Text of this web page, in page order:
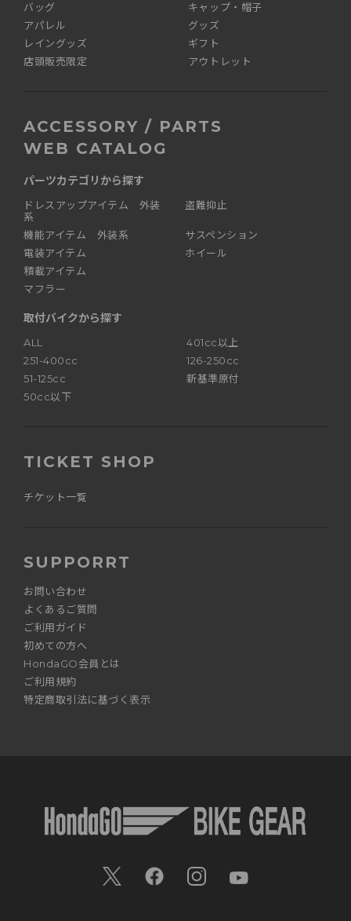
バッグ
キャップ・帽子
アパレル
グッズ
レイングッズ
ギフト
店頭販売限定
アウトレット
ACCESSORY / PARTS
WEB CATALOG
パーツカテゴリから探す
ドレスアップアイテム 外装
系
機能アイテム 外装系
電装アイテム
積載アイテム
マフラー
盗難抑止
サスペンション
ホイール
取付バイクから探す
ALL
401cc以上
251-400cc
126-250cc
51-125cc
新基準原付
50cc以下
TICKET SHOP
チケット一覧
SUPPORRT
お問い合わせ
よくあるご質問
ご利用ガイド
初めての方へ
HondaGO会員とは
ご利用規約
特定商取引法に基づく表示